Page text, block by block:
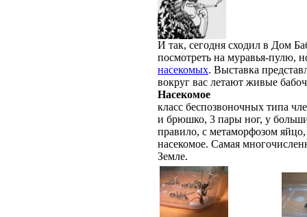
И так, сегодня сходил в Дом
посмотреть на муравья-пулю,
насекомых. Выставка
вокруг вас летают живые
Насекомое
класс беспозвоночных типа
и брюшко, 3 пары ног, у
правило, с метаморфозом
насекомое. Самая
Земле.